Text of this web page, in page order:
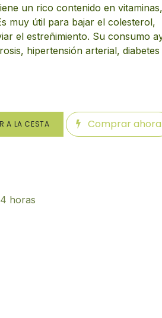
un rico contenido en vitaminas,
muy útil para bajar el colesterol,
el estreñimiento. Su consumo
hipertensión arterial, diabetes
A LA CESTA Comprar ahora
horas